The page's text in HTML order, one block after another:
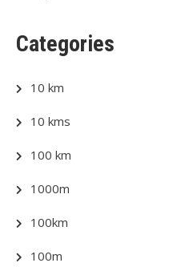
Categories
10 km
10 kms
100 km
1000m
100km
100m